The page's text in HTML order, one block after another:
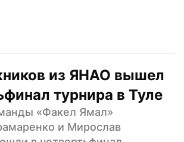
из ЯНАО вышел
турнира в Туле
«Факел Ямал»
и Мирослав